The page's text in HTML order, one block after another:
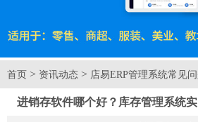
首页 > 资讯动态 > 店易ERP管理系统常见
进销存软件哪个好？库存管理系统